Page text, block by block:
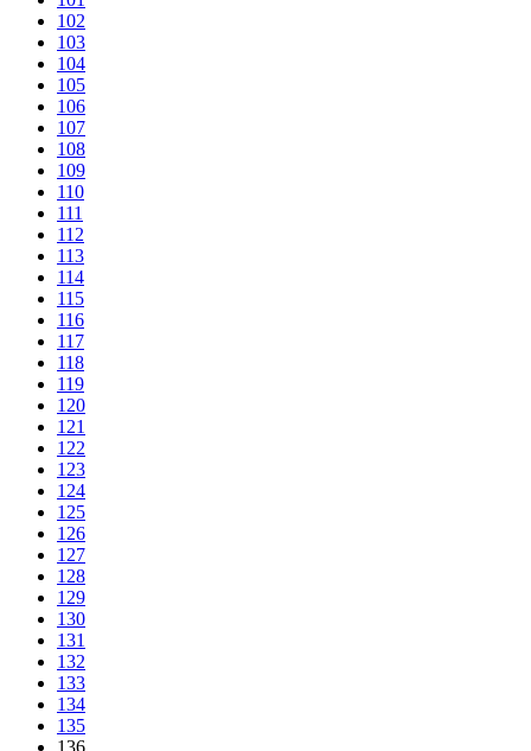
102
103
104
105
106
107
108
109
110
111
112
113
114
115
116
117
118
119
120
121
122
123
124
125
126
127
128
129
130
131
132
133
134
135